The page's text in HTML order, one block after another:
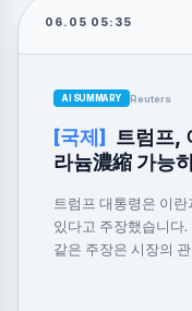
06.05 05:35
AI SUMMARY Reuters
[국제]
트럼프,
라늄濃縮 가능
트럼프 대통령은 이
있다고 주장했습니다
같은 주장은 시장의